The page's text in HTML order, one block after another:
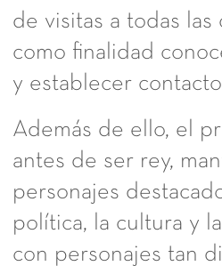
de visitas a todas
como finalidad
y establecer
Además de ello, el
antes de ser rey,
personajes
política, la cultura y
con personajes tan